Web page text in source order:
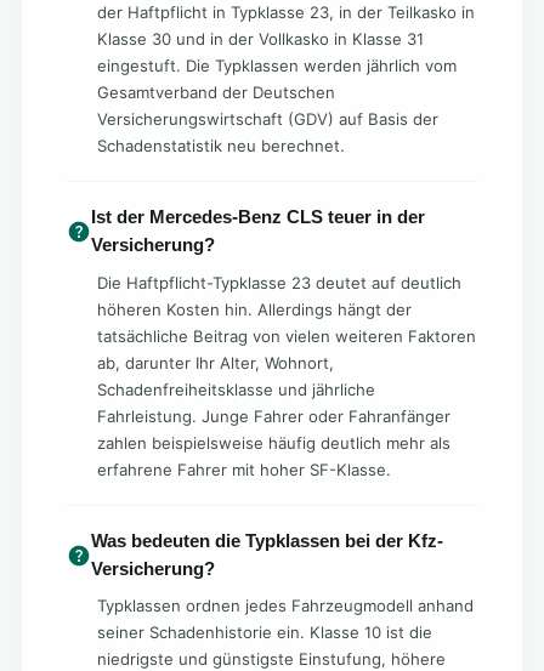
der Haftpflicht in Typklasse 23, in der Teilkasko in
Klasse 30 und in der Vollkasko in Klasse 31
eingestuft. Die Typklassen werden jährlich vom
Gesamtverband der Deutschen
Versicherungswirtschaft (GDV) auf Basis der
Schadenstatistik neu berechnet.
Ist der Mercedes-Benz CLS teuer in der
Versicherung?
Die Haftpflicht-Typklasse 23 deutet auf deutlich
höheren Kosten hin. Allerdings hängt der
tatsächliche Beitrag von vielen weiteren Faktoren
ab, darunter Ihr Alter, Wohnort,
Schadenfreiheitsklasse und jährliche
Fahrleistung. Junge Fahrer oder Fahranfänger
zahlen beispielsweise häufig deutlich mehr als
erfahrene Fahrer mit hoher SF-Klasse.
Was bedeuten die Typklassen bei der Kfz-
Versicherung?
Typklassen ordnen jedes Fahrzeugmodell anhand
seiner Schadenhistorie ein. Klasse 10 ist die
niedrigste und günstigste Einstufung, höhere